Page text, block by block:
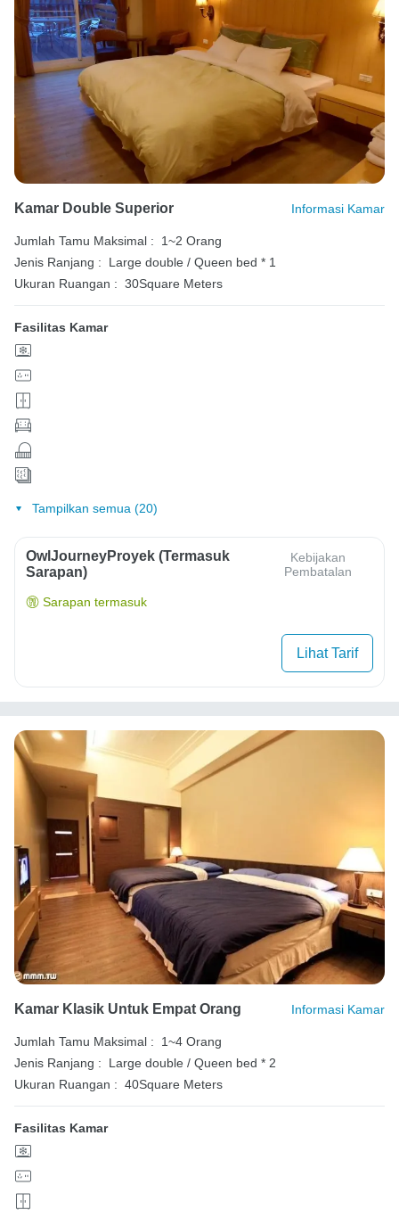
Kamar Double Superior Informasi Kamar
Jumlah Tamu Maksimal :
1~2 Orang
Jenis Ranjang :
Large double / Queen bed * 1
Ukuran Ruangan : 30Square Meters
Fasilitas Kamar
Tampilkan semua (20)
OwlJourneyProyek (Termasuk
Sarapan)
Kebijakan
Pembatalan
Sarapan termasuk
Lihat Tarif
Kamar Klasik Untuk Empat Orang Informasi Kamar
Jumlah Tamu Maksimal :
1~4 Orang
Jenis Ranjang :
Large double / Queen bed * 2
Ukuran Ruangan : 40Square Meters
Fasilitas Kamar